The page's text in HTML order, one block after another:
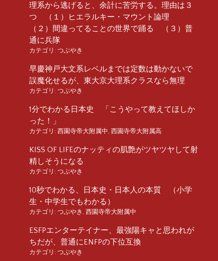
理系から逃げると、余計に苦労する。理由は３
つ （１）ヒエラルキー・マウント論理
（２）間違ってることの世界で踊る （３）普
通に兵隊
カテゴリ: つぶやき
早慶神戸大文系レベルまでは定数は動かないで
誤魔化せるが、東大京大理系クラスなら無理
カテゴリ: つぶやき
1分でわかる日本史 「こうやって教えてほしか
った！」
カテゴリ: 西園寺帝大附属中, 西園寺帝大附属高
KISS OF LIFEのナッティの肌艶がツヤツヤして射
精しそうになる
カテゴリ: つぶやき
10秒でわかる、日本史・日本人の本質 （小学
生・中学生でもわかる）
カテゴリ: つぶやき , 西園寺帝大附属中
ESFPエンターテイナー、最強陽キャと思われが
ちだが、普通にENFPの下位互換
カテゴリ: つぶやき